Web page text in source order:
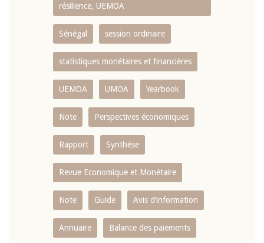
résilience, UEMOA
Sénégal session ordinaire
statistiques monétaires et financières
UEMOA UMOA Yearbook
Note Perspectives économiques
Rapport Synthése
Revue Economique et Monétaire
Note Guide Avis d’information
Annuaire Balance des paiements